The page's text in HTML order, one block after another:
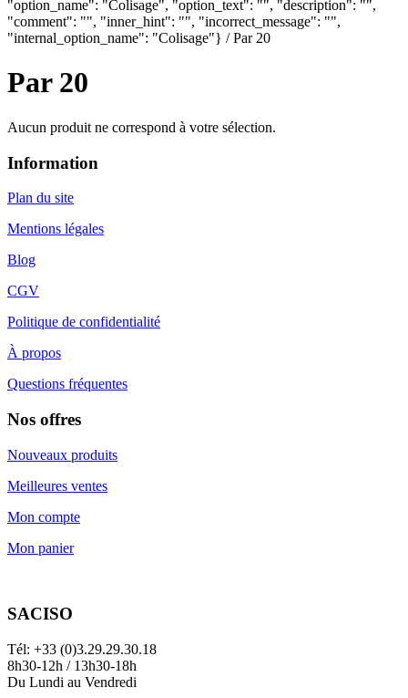
"option_name": "Colisage", "option_text": "", "description": "",
"comment": "", "inner_hint": "", "incorrect_message": "",
"internal_option_name": "Colisage"} / Par 20
Par 20
Aucun produit ne correspond à votre sélection.
Information
Plan du site
Mentions légales
Blog
CGV
Politique de confidentialité
À propos
Questions fréquentes
Nos offres
Nouveaux produits
Meilleures ventes
Mon compte
Mon panier
SACISO
Tél: +33 (0)3.29.29.30.18
8h30-12h / 13h30-18h
Du Lundi au Vendredi